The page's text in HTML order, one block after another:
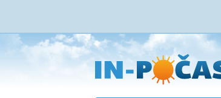
Přejít
na
hlavní
obsah